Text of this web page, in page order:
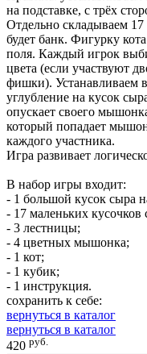
на подставке, с трёх
Отдельно складываем
будет банк. Фигурку
поля. Каждый игрок
цвета (если участвуют
фишки). Устанавливаем
углубление на кусок
опускает своего
который попадает
каждого участника.
Игра развивает
В набор игры входит:
- 1 большой кусок сыра
- 17 маленьких кусочков
- 3 лестницы;
- 4 цветных мышонка;
- 1 кот;
- 1 кубик;
- 1 инструкция.
сохранить к себе:
вернуться в каталог
вернуться в каталог
420 руб.